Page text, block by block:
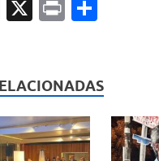
E X P C
p
ar
ti